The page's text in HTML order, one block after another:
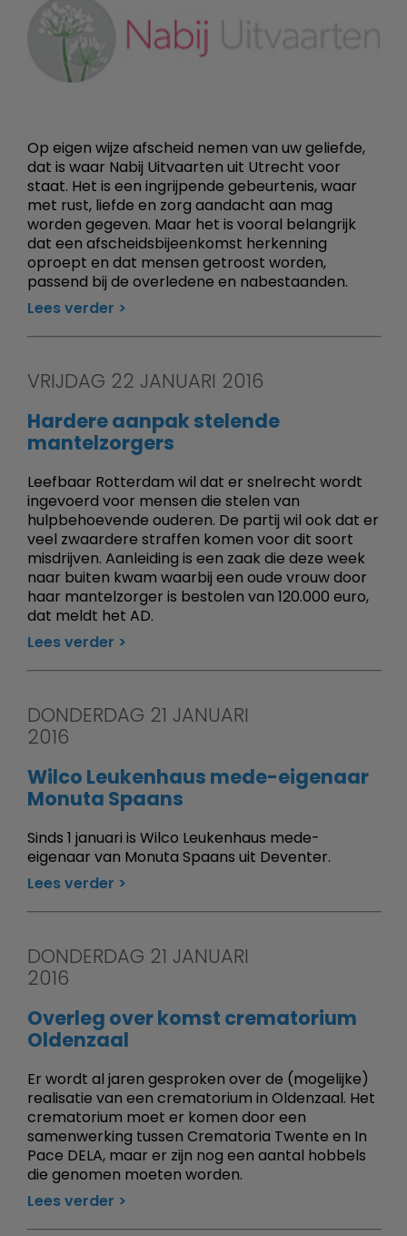
Op eigen wijze afscheid nemen van uw geliefde,
dat is waar Nabij Uitvaarten uit Utrecht voor
staat. Het is een ingrijpende gebeurtenis, waar
met rust, liefde en zorg aandacht aan mag
worden gegeven. Maar het is vooral belangrijk
dat een afscheidsbijeenkomst herkenning
oproept en dat mensen getroost worden,
passend bij de overledene en nabestaanden.
Lees verder
VRIJDAG 22 JANUARI 2016
Hardere aanpak stelende
mantelzorgers
Leefbaar Rotterdam wil dat er snelrecht wordt
ingevoerd voor mensen die stelen van
hulpbehoevende ouderen. De partij wil ook dat er
veel zwaardere straffen komen voor dit soort
misdrijven. Aanleiding is een zaak die deze week
naar buiten kwam waarbij een oude vrouw door
haar mantelzorger is bestolen van 120.000 euro,
dat meldt het AD.
Lees verder
DONDERDAG 21 JANUARI
2016
Wilco Leukenhaus mede-eigenaar
Monuta Spaans
Sinds 1 januari is Wilco Leukenhaus mede-
eigenaar van Monuta Spaans uit Deventer.
Lees verder
DONDERDAG 21 JANUARI
2016
Overleg over komst crematorium
Oldenzaal
Er wordt al jaren gesproken over de (mogelijke)
realisatie van een crematorium in Oldenzaal. Het
crematorium moet er komen door een
samenwerking tussen Crematoria Twente en In
Pace DELA, maar er zijn nog een aantal hobbels
die genomen moeten worden.
Lees verder